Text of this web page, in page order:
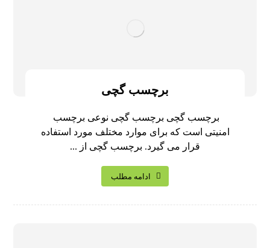
برچسب گچی
برچسب گچی برچسب گچی نوعی برچسب
امنیتی است که برای موارد مختلف مورد استفاده
قرار می گیرد. برچسب گچی از ...
ادامه مطلب